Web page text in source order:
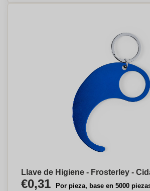
Llave de Higiene - Frosterley -
€0,31 Por pieza, base en 5000